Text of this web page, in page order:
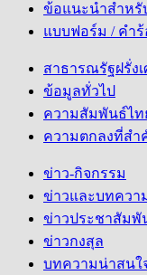
ข้อแนะนำสำหรั
แบบฟอร์ม / คำร้
สาธารณรัฐฝรั่ง
ข้อมูลทั่วไป
ความสัมพันธ์ไท
ความตกลงที่สำ
ข่าว-กิจกรรม
ข่าวและบทคว
ข่าวประชาสัมพั
ข่าวกงสุล
บทความน่าสนใ